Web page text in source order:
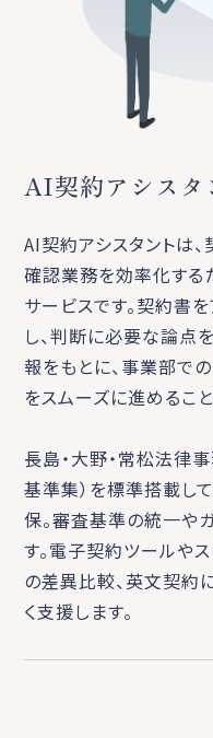
AI契約アシスタ
AI契約アシスタントは
確認業務を効率化する
サービスです。契約書
し、判断に必要な論点
報をもとに、事業部で
をスムーズに進めるこ
長島・大野・常松法律
基準集）を標準搭載し
保。審査基準の統一や
す。電子契約ツールや
の差異比較、英文契約
く支援します。